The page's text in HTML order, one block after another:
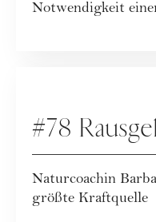
Notwendigkeit
#78
Naturcoachin
größte Kraftquelle